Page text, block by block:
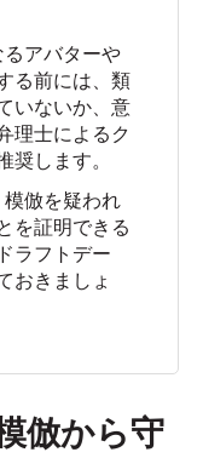
アバターや
る前には、類
いないか、意
理士によるク
奨します。
倣を疑われ
を証明できる
ラフトデー
おきましょ
倣から守